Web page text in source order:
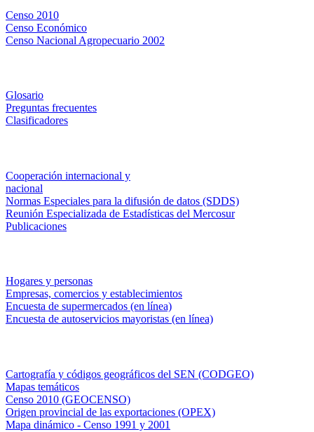
Censo 2010
Censo Económico
Censo Nacional Agropecuario 2002
Glosario
Preguntas frecuentes
Clasificadores
Cooperación internacional y
nacional
Normas Especiales para la difusión de datos (SDDS)
Reunión Especializada de Estadísticas del Mercosur
Publicaciones
Hogares y personas
Empresas, comercios y establecimientos
Encuesta de supermercados (en línea)
Encuesta de autoservicios mayoristas (en línea)
Cartografía y códigos geográficos del SEN (CODGEO)
Mapas temáticos
Censo 2010 (GEOCENSO)
Origen provincial de las exportaciones (OPEX)
Mapa dinámico - Censo 1991 y 2001